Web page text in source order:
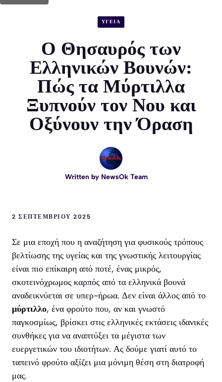
ΥΓΕΙΑ
Ο Θησαυρός των
Ελληνικών Βουνών:
Πώς τα Μύρτιλλα
Ξυπνούν τον Νου και
Οξύνουν την Όραση
Written by NewsOk Team
2 ΣΕΠΤΕΜΒΡΊΟΥ 2025
Σε μια εποχή που η αναζήτηση για φυσικούς τρόπους
βελτίωσης της υγείας και της γνωστικής λειτουργίας
είναι πιο επίκαιρη από ποτέ, ένας μικρός,
σκοτεινόχρωμος καρπός από τα ελληνικά βουνά
αναδεικνύεται σε υπερ-ήρωα. Δεν είναι άλλος από το
μύρτιλλο, ένα φρούτο που, αν και γνωστό
παγκοσμίως, βρίσκει στις ελληνικές εκτάσεις ιδανικές
συνθήκες για να αναπτύξει τα μέγιστα των
ευεργετικών του ιδιοτήτων. Ας δούμε γιατί αυτό το
ταπεινό φρούτο αξίζει μια μόνιμη θέση στη διατροφή
μας.